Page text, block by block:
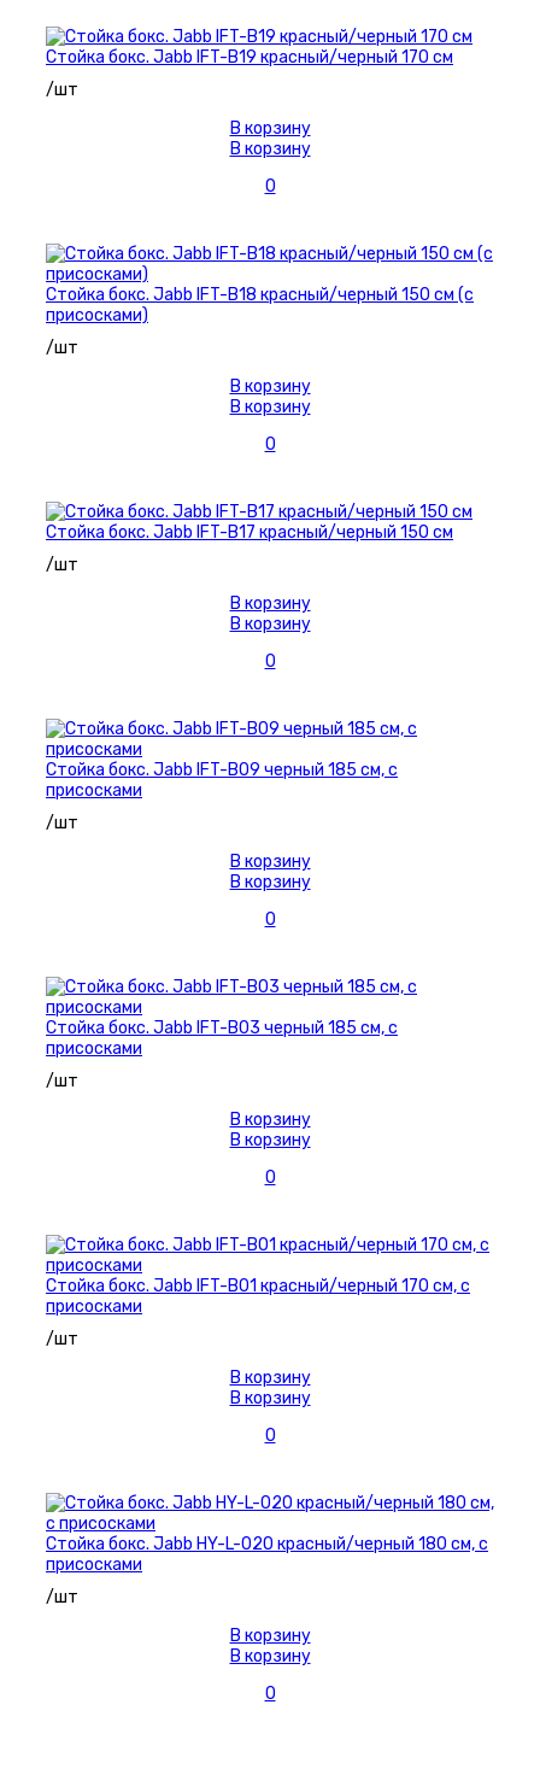
Стойка бокс. Jabb IFT-B19 красный/черный 170 см
/шт
В корзину
В корзину
0
Стойка бокс. Jabb IFT-B18 красный/черный 150 см (с
присосками)
/шт
В корзину
В корзину
0
Стойка бокс. Jabb IFT-B17 красный/черный 150 см
/шт
В корзину
В корзину
0
Стойка бокс. Jabb IFT-B09 черный 185 см, с
присосками
/шт
В корзину
В корзину
0
Стойка бокс. Jabb IFT-B03 черный 185 см, с
присосками
/шт
В корзину
В корзину
0
Стойка бокс. Jabb IFT-B01 красный/черный 170 см, с
присосками
/шт
В корзину
В корзину
0
Стойка бокс. Jabb HY-L-020 красный/черный 180 см, с
присосками
/шт
В корзину
В корзину
0